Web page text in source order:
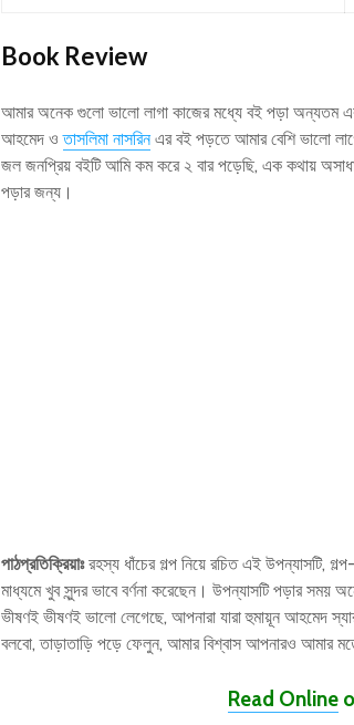
Book Review
আমার অনেক গুলো ভালো লাগা কাজের মধ্যে বই পড়া অন্যতম
আহমেদ ওতাসলিমা নাসরিনএর বই পড়তে আমার বেশি ভালো
জল জনপ্রিয় বইটি আমি কম করে ২ বার পড়েছি, এক কথায়
পড়ার জন্য।
পাঠপ্রতিক্রিয়াঃরহস্য ধাঁচের গল্প নিয়ে রচিত এই উপন্যাসটি,
মাধ্যমে খুব সুন্দর ভাবে বর্ণনা করেছেন। উপন্যাসটি পড়ার
ভীষণই ভীষণই ভালো লেগেছে, আপনারা যারা হুমায়ূন আহমেদ
বলবো, তাড়াতাড়ি পড়ে ফেলুন, আমার বিশ্বাস আপনারও আমার
Read Online